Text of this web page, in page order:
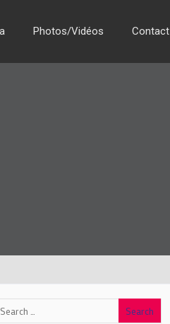
Photos/Vidéos Contact